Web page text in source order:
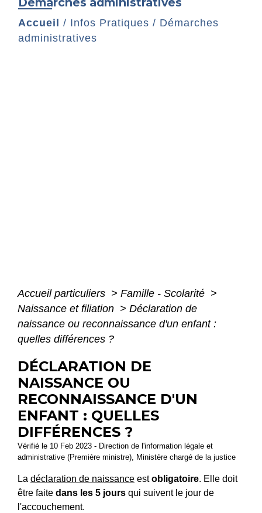
Accueil / Infos Pratiques / Démarches
administratives
Accueil particuliers > Famille - Scolarité >
Naissance et filiation > Déclaration de
naissance ou reconnaissance d'un enfant :
quelles différences ?
DÉCLARATION DE
NAISSANCE OU
RECONNAISSANCE D'UN
ENFANT : QUELLES
DIFFÉRENCES ?
Vérifié le 10 Feb 2023 - Direction de l'information légale et
administrative (Première ministre), Ministère chargé de la justice
La déclaration de naissance estobligatoire. Elle doit
être faite dans les 5 jours qui suivent le jour de
l'accouchement.